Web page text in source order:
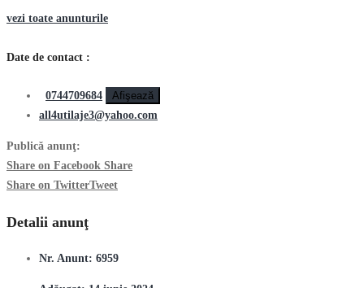
vezi toate anunturile
Date de contact :
0744709684
Afişează
all4utilaje3@yahoo.com
Publică anunţ:
Share on Facebook Share
Share on TwitterTweet
Detalii anunţ
Nr. Anunt: 6959